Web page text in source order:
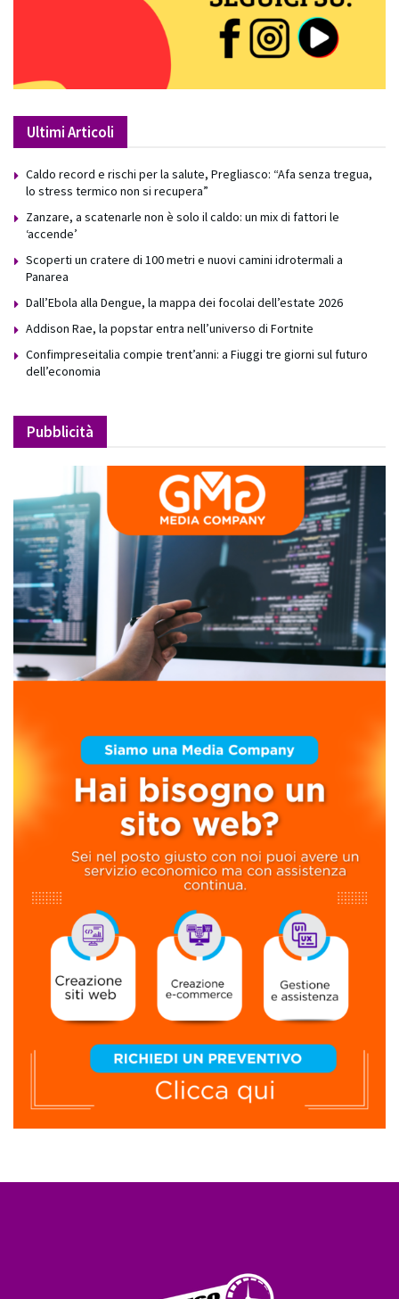
Ultimi Articoli
Caldo record e rischi per la salute, Pregliasco: “Afa senza tregua,
lo stress termico non si recupera”
Zanzare, a scatenarle non è solo il caldo: un mix di fattori le
‘accende’
Scoperti un cratere di 100 metri e nuovi camini idrotermali a
Panarea
Dall’Ebola alla Dengue, la mappa dei focolai dell’estate 2026
Addison Rae, la popstar entra nell’universo di Fortnite
Confimpreseitalia compie trent’anni: a Fiuggi tre giorni sul futuro
dell’economia
Pubblicità